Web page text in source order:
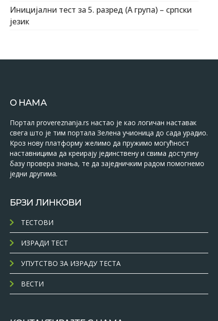
Иницијални тест за 5. разред (А група) – српски
језик
О НАМА
Портал provereznanja.rs настао је као логичан наставак
свега што је тим портала Зелена учионица до сада урадио.
Кроз нову платформу желимо да пружимо могућност
наставницима да креирају јединствену и свима доступну
базу провера знања, те да заједничким радом помогнемо
једни другима.
БРЗИ ЛИНКОВИ
ТЕСТОВИ
ИЗРАДИ ТЕСТ
УПУТСТВО ЗА ИЗРАДУ ТЕСТА
ВЕСТИ